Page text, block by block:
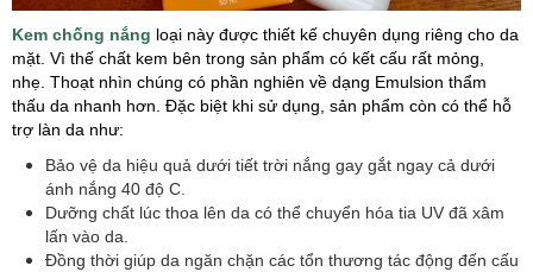
Kem chống nắng loại này được thiết kế chuyên dụng riêng cho da
mặt. Vì thế chất kem bên trong sản phẩm có kết cấu rất mỏng,
nhẹ. Thoạt nhìn chúng có phần nghiên về dạng Emulsion thẩm
thấu da nhanh hơn. Đặc biệt khi sử dụng, sản phẩm còn có thể hỗ
trợ làn da như:
Bảo vệ da hiệu quả dưới tiết trời nắng gay gắt ngay cả dưới
ánh nắng 40 độ C.
Dưỡng chất lúc thoa lên da có thể chuyển hóa tia UV đã xâm
lấn vào da.
Đồng thời giúp da ngăn chặn các tổn thương tác động đến cấu